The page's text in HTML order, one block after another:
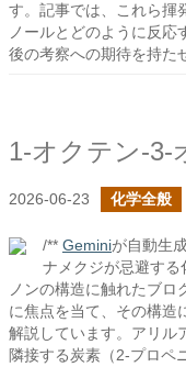
す。記事では、これら揮
ノールとどのように反
後の考察への期待を持た
2026-06-23 化学全般
/** Geminiが自動生
ナメクジが忌避す
ノンの構造に触れたブ
に焦点を当て、その構造
解説しています。アリル
隣接する炭素（2-プロペ